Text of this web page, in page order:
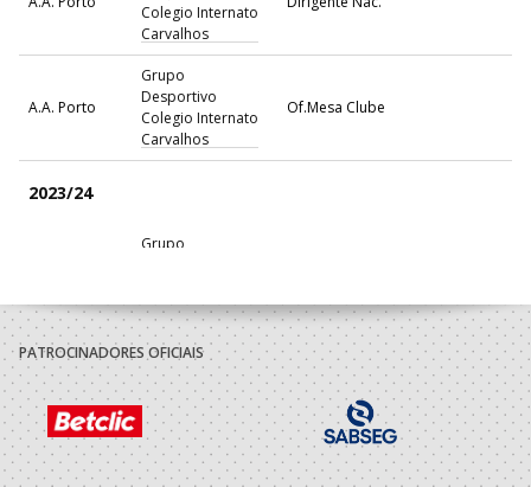
Colegio Internato
Carvalhos
A.A. Porto
Grupo
Desportivo
Colegio Internato
Carvalhos
Of.Mesa Clube
2023/24
Grupo
Carvalhos
A.A. Porto
Grupo
Desportivo
Colegio Internato
Carvalhos
Of.Mesa Clube
2022/23
PATROCINADORES OFICIAIS